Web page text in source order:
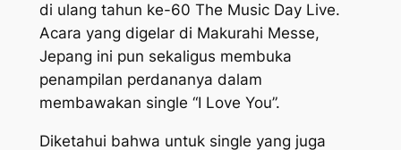
di ulang tahun ke-60 The Music Day Live.
Acara yang digelar di Makurahi Messe,
Jepang ini pun sekaligus membuka
penampilan perdananya dalam
membawakan single “I Love You”.
Diketahui bahwa untuk single yang juga